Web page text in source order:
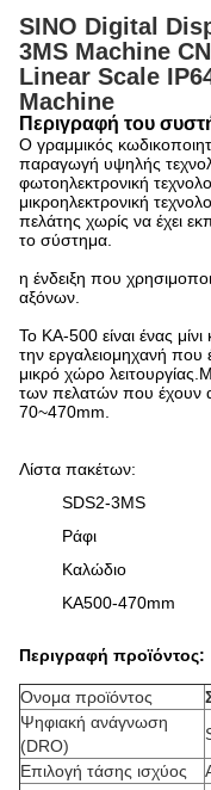
SINO Digital
3MS Machine
Linear Scale
Machine
Περιγραφή του
Ο γραμμικός
παραγωγή υψηλής
φωτοηλεκτρονική
μικροηλεκτρονική
πελάτης χωρίς να έχει
το σύστημα.
η ένδειξη που
αξόνων.
Το KA-500 είναι ένας
την εργαλειομηχανή που
μικρό χώρο
των πελατών που έχουν
70~470mm.
Λίστα πακέτων:
SDS2-3MS
Ράφι
Καλώδιο
KA500-470mm
Περιγραφή προϊόντος:
Ονομα προϊόντος
Ψηφιακή ανάγνωση
(DRO)
Επιλογή τάσης ισχύος